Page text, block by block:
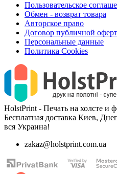
Пользовательское
Обмен - возврат товара
Авторское право
Договор публичной
Персональные данные
Политика Cookies
HolstPrint - Печать на холсте и
Бесплатная доставка Киев,
вся Украина!
zakaz@holstprint.com.ua